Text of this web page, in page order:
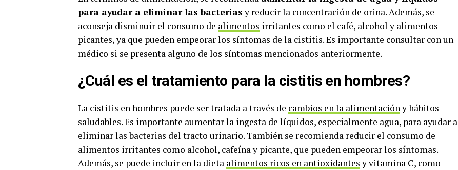
para ayudar a eliminar las bacteriasy reducir la concentración de orina. Además, se
aconseja disminuir el consumo de alimentos irritantes como el café, alcohol y alimentos
picantes, ya que pueden empeorar los síntomas de la cistitis. Es importante consultar con un
médico si se presenta alguno de los síntomas mencionados anteriormente.
¿Cuál es el tratamiento para la cistitis en hombres?
La cistitis en hombres puede ser tratada a través de cambios en la alimentacióny hábitos
saludables. Es importante aumentar la ingesta de líquidos, especialmente agua, para ayudar a
eliminar las bacterias del tracto urinario. También se recomienda reducir el consumo de
alimentos irritantes como alcohol, cafeína y picante, que pueden empeorar los síntomas.
Además, se puede incluir en la dieta alimentos ricos en antioxidantesy vitamina C, como